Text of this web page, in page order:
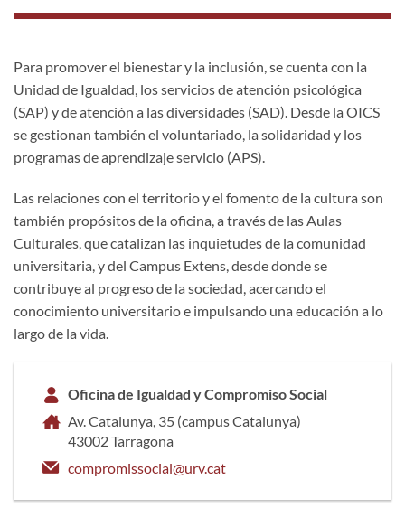
Para promover el bienestar y la inclusión, se cuenta con la
Unidad de Igualdad, los servicios de atención psicológica
(SAP) y de atención a las diversidades (SAD). Desde la OICS
se gestionan también el voluntariado, la solidaridad y los
programas de aprendizaje servicio (APS).
Las relaciones con el territorio y el fomento de la cultura son
también propósitos de la oficina, a través de las Aulas
Culturales, que catalizan las inquietudes de la comunidad
universitaria, y del Campus Extens, desde donde se
contribuye al progreso de la sociedad, acercando el
conocimiento universitario e impulsando una educación a lo
largo de la vida.
Oficina de Igualdad y Compromiso Social
Av. Catalunya, 35 (campus Catalunya)
43002 Tarragona
compromissocial@urv.cat